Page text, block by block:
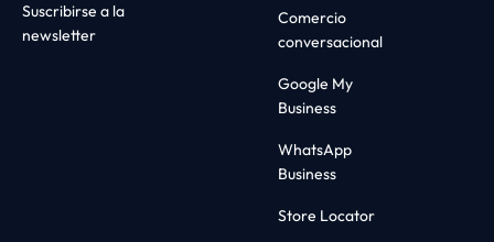
Suscribirse a la
newsletter
Comercio
conversacional
Google My
Business
WhatsApp
Business
Store Locator